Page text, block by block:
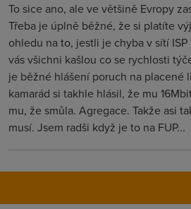
To sice ano, ale ve většině Evropy
Třeba je úplně běžné, že si platíte
ohledu na to, jestli je chyba v sítí
vás všichni kašlou co se rychlosti
je běžné hlášení poruch na placené
kamarád si takhle hlásil, že mu
mu, že smůla. Agregace. Takže asi
musí. Jsem radši když je to na FUP...